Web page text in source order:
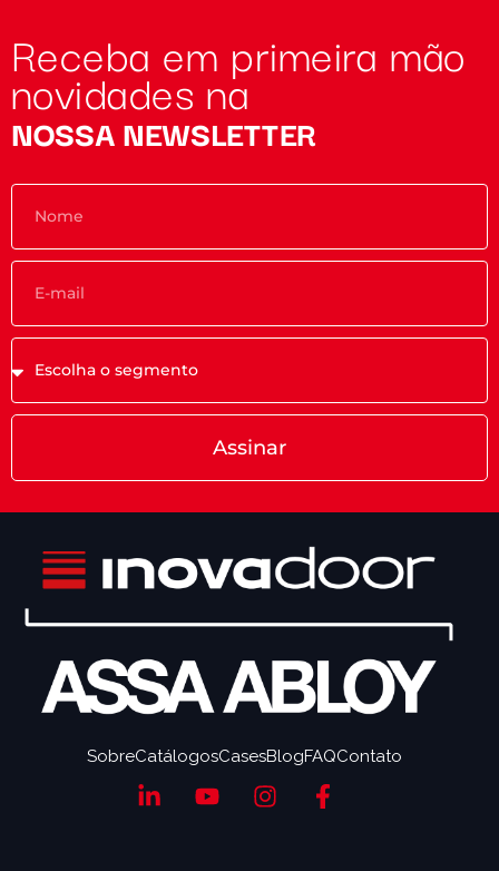
Receba em primeira mão
novidades na
NOSSA NEWSLETTER
Assinar
SobreCatálogosCasesBlogFAQContato